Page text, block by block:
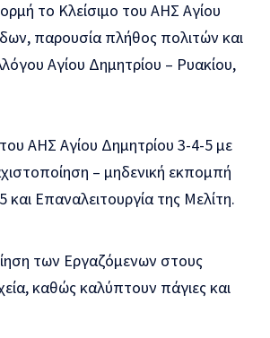
το Κλείσιμο του ΑΗΣ Αγίου
παρουσία πλήθος πολιτών και
Αγίου Δημητρίου – Ρυακίου,
ΑΗΣ Αγίου Δημητρίου 3-4-5 με
– μηδενική εκπομπή
Επαναλειτουργία της Μελίτη.
των Εργαζόμενων στους
καθώς καλύπτουν πάγιες και